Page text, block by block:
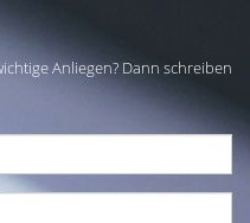
Anliegen? Dann schreiben